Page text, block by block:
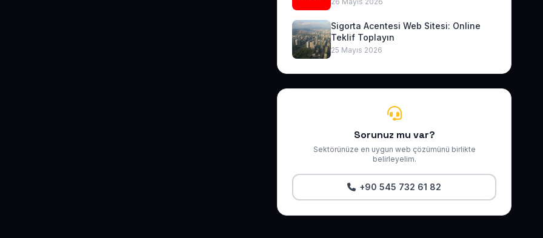
Sigorta Acentesi Web Sitesi: Online
Teklif Toplayın
25 Mayıs 2026
Sorunuz mu var?
Sektörünüze en uygun web çözümünü birlikte
belirleyelim.
+90 545 732 61 82